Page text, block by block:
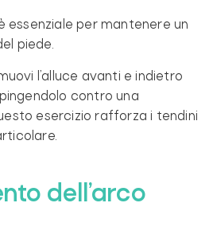
essenziale per mantenere un
piede.
l’alluce avanti e indietro
contro una
esercizio rafforza i tendini
dell’arco